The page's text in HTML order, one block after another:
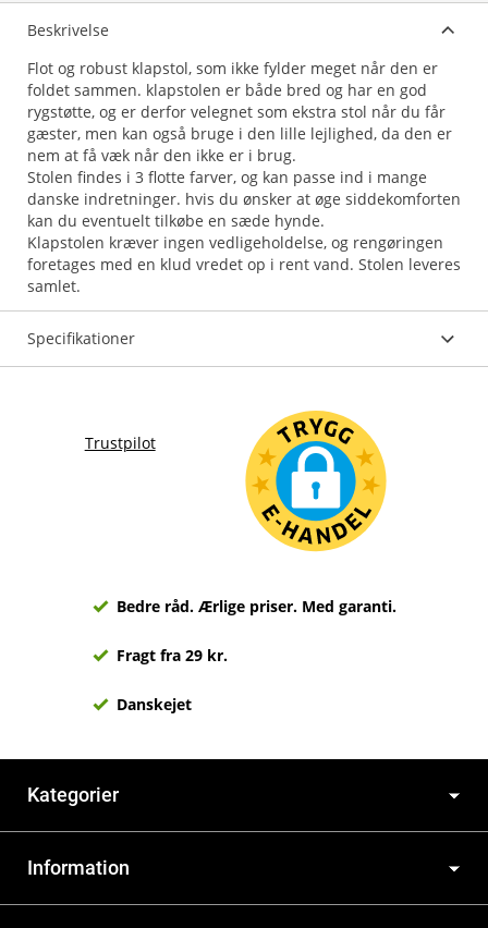
Beskrivelse
Flot og robust klapstol, som ikke fylder meget når den er
foldet sammen. klapstolen er både bred og har en god
rygstøtte, og er derfor velegnet som ekstra stol når du får
gæster, men kan også bruge i den lille lejlighed, da den er
nem at få væk når den ikke er i brug.
Stolen findes i 3 flotte farver, og kan passe ind i mange
danske indretninger. hvis du ønsker at øge siddekomforten
kan du eventuelt tilkøbe en sæde hynde.
Klapstolen kræver ingen vedligeholdelse, og rengøringen
foretages med en klud vredet op i rent vand. Stolen leveres
samlet.
Specifikationer
Trustpilot
Bedre råd. Ærlige priser. Med garanti.
Fragt fra 29 kr.
Danskejet
Kategorier
Information